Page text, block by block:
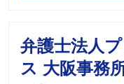
弁護士法人
ス 大阪事務